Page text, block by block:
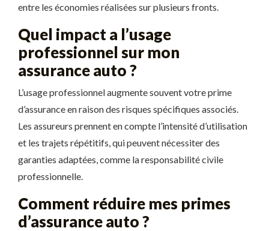
entre les économies réalisées sur plusieurs fronts.
Quel impact a l’usage
professionnel sur mon
assurance auto ?
L’usage professionnel augmente souvent votre prime
d’assurance en raison des risques spécifiques associés.
Les assureurs prennent en compte l’intensité d’utilisation
et les trajets répétitifs, qui peuvent nécessiter des
garanties adaptées, comme la responsabilité civile
professionnelle.
Comment réduire mes primes
d’assurance auto ?